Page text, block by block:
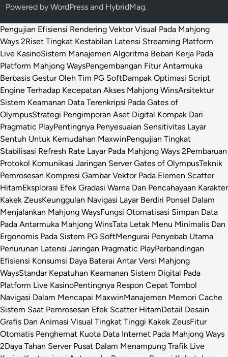
Powered byWordPress and HybridMag.
Pengujian Efisiensi Rendering Vektor Visual Pada Mahjong
Ways 2Riset Tingkat Kestabilan Latensi Streaming Platform
Live KasinoSistem Manajemen Algoritma Beban Kerja Pada
Platform Mahjong WaysPengembangan Fitur Antarmuka
Berbasis Gestur Oleh Tim PG SoftDampak Optimasi Script
Engine Terhadap Kecepatan Akses Mahjong WinsArsitektur
Sistem Keamanan Data Terenkripsi Pada Gates of
OlympusStrategi Pengimporan Aset Digital Kompak Dari
Pragmatic PlayPentingnya Penyesuaian Sensitivitas Layar
Sentuh Untuk Kemudahan MaxwinPengujian Tingkat
Stabilisasi Refresh Rate Layar Pada Mahjong Ways 2Pembaruan
Protokol Komunikasi Jaringan Server Gates of OlympusTeknik
Pemrosesan Kompresi Gambar Vektor Pada Elemen Scatter
HitamEksplorasi Efek Gradasi Warna Dan Pencahayaan Karakter
Kakek ZeusKeunggulan Navigasi Layar Berdiri Ponsel Dalam
Menjalankan Mahjong WaysFungsi Otomatisasi Simpan Data
Pada Antarmuka Mahjong WinsTata Letak Menu Minimalis Dan
Ergonomis Pada Sistem PG SoftMengurai Penyebab Utama
Penurunan Latensi Jaringan Pragmatic PlayPerbandingan
Efisiensi Konsumsi Daya Baterai Antar Versi Mahjong
WaysStandar Kepatuhan Keamanan Sistem Digital Pada
Platform Live KasinoPentingnya Respon Cepat Tombol
Navigasi Dalam Mencapai MaxwinManajemen Memori Cache
Sistem Saat Pemrosesan Efek Scatter HitamDetail Desain
Grafis Dan Animasi Visual Tingkat Tinggi Kakek ZeusFitur
Otomatis Penghemat Kuota Data Internet Pada Mahjong Ways
2Daya Tahan Server Pusat Dalam Menampung Trafik Live